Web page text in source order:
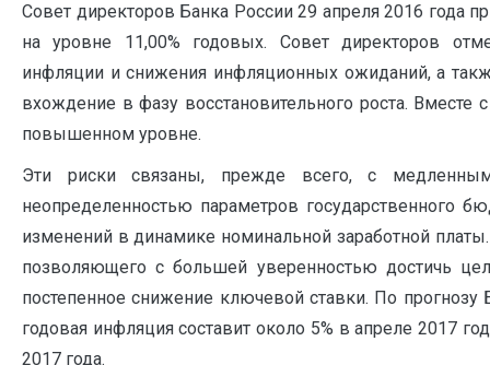
Совет директоров Банка России 29 апреля 2016 года
на уровне 11,00% годовых. Совет директоров
инфляции и снижения инфляционных ожиданий, а
вхождение в фазу восстановительного роста. Вместе
повышенном уровне.
Эти риски связаны, прежде всего, с
неопределенностью параметров государственного
изменений в динамике номинальной заработной
позволяющего с большей уверенностью достичь
постепенное снижение ключевой ставки. По прогнозу
годовая инфляция составит около 5% в апреле 2017
2017 года.